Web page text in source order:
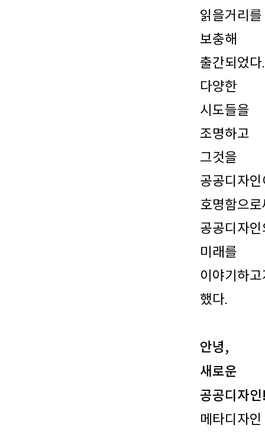
읽을거리를
보충해
출간되었다.
다양한
시도들을
조명하고
그것을
공공디자
호명함으로
공공디자
미래를
이야기하
했다.
안녕,
새로운
공공디자
메타디자인